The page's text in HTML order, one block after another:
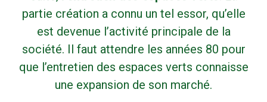
partie création a connu un tel essor, qu’elle
est devenue l’activité principale de la
société. Il faut attendre les années 80 pour
que l’entretien des espaces verts connaisse
une expansion de son marché.